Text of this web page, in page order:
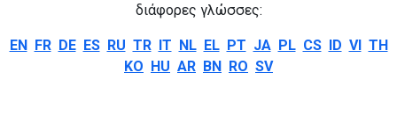
διάφορες γλώσσες:
EN FR DE ES RU TR IT NL EL PT JA PL CS ID VI TH
KO HU AR BN RO SV